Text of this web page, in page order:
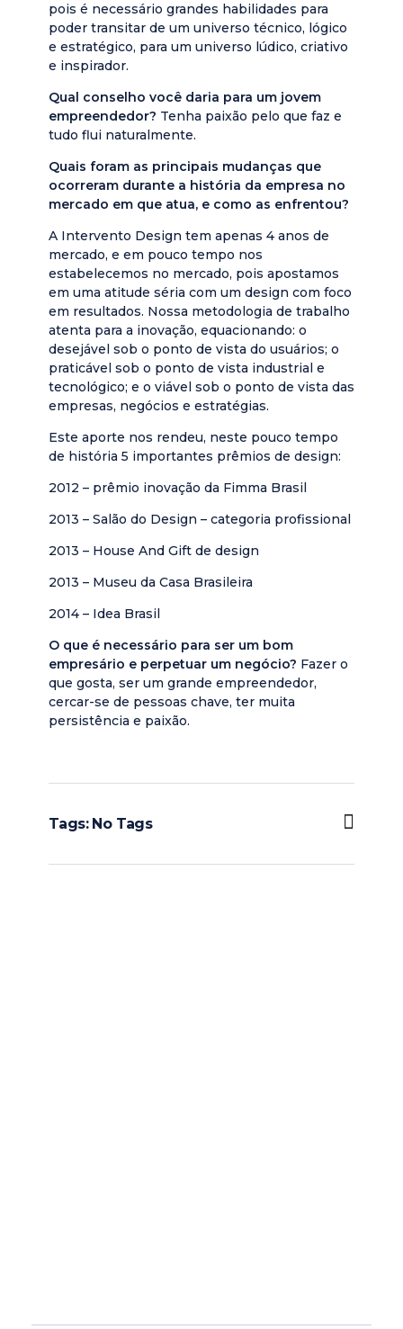
pois é necessário grandes habilidades para
poder transitar de um universo técnico, lógico
e estratégico, para um universo lúdico, criativo
e inspirador.
Qual conselho você daria para um jovem
empreendedor? Tenha paixão pelo que faz e
tudo flui naturalmente.
Quais foram as principais mudanças que
ocorreram durante a história da empresa no
mercado em que atua, e como as enfrentou?
A Intervento Design tem apenas 4 anos de
mercado, e em pouco tempo nos
estabelecemos no mercado, pois apostamos
em uma atitude séria com um design com foco
em resultados. Nossa metodologia de trabalho
atenta para a inovação, equacionando: o
desejável sob o ponto de vista do usuários; o
praticável sob o ponto de vista industrial e
tecnológico; e o viável sob o ponto de vista das
empresas, negócios e estratégias.
Este aporte nos rendeu, neste pouco tempo
de história 5 importantes prêmios de design:
2012 – prêmio inovação da Fimma Brasil
2013 – Salão do Design – categoria profissional
2013 – House And Gift de design
2013 – Museu da Casa Brasileira
2014 – Idea Brasil
O que é necessário para ser um bom
empresário e perpetuar um negócio? Fazer o
que gosta, ser um grande empreendedor,
cercar-se de pessoas chave, ter muita
persistência e paixão.
Tags: No Tags